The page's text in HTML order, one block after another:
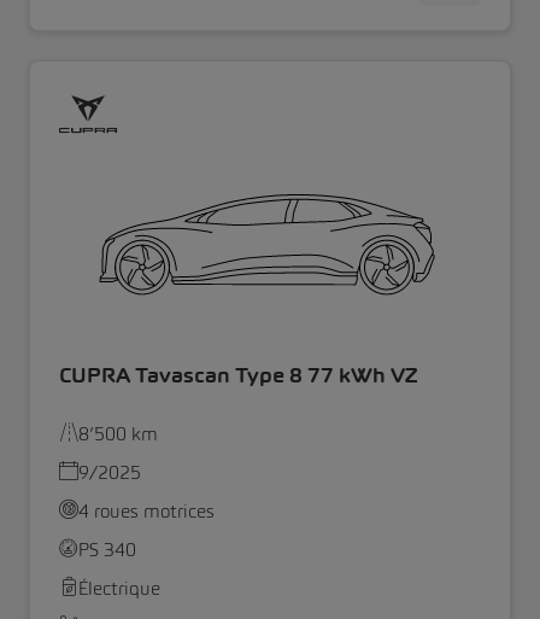
CUPRA Tavascan Type 8 77 kWh VZ
8’500 km
9/2025
4 roues motrices
PS 340
Électrique